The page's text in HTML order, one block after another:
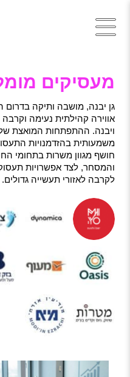
מעסיקים
גן יבנה, מושבה ותיקה
אווירה קהילתית נעימה
ויבנה. ההתפתחות המואצת
משמעותית בהזדמנויות
חושף מגוון משרות בתחומי
והמסחר, לצד אפשרויות
לקרבה לאזורי תעשייה גדולים.